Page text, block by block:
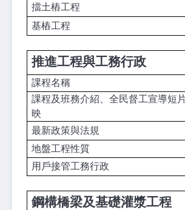
擋土樁工程
基樁工程
推進工程與工務行政
課程名稱
課程及班務介紹、全民督工宣導短
映
最新政策與法規
地盤工程性質
用戶接管工務行政
鋼構橋梁及基礎灌漿工程